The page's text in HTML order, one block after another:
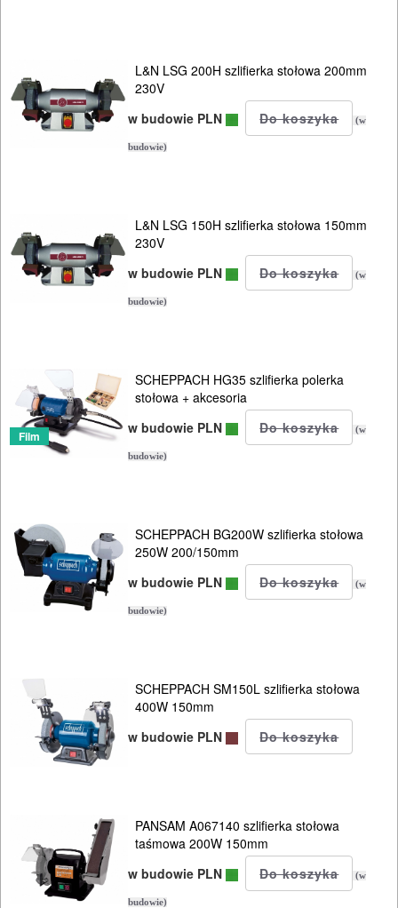
szlifierki
stołowe
szlifierki
taśmowe
z
posuwem
ukośnice
do
metalu
ręczne
wiertarki
stołowe
wiertnice
wkrętarki
sieciowe
L&N LSG 200H szlifierka stołowa 200mm
230V
w budowie PLN
(w
budowie)
L&N LSG 150H szlifierka stołowa 150mm
230V
w budowie PLN
(w
budowie)
Film
SCHEPPACH HG35 szlifierka polerka
stołowa + akcesoria
w budowie PLN
(w
budowie)
SCHEPPACH BG200W szlifierka stołowa
250W 200/150mm
w budowie PLN
(w
budowie)
SCHEPPACH SM150L szlifierka stołowa
400W 150mm
w budowie PLN
PANSAM A067140 szlifierka stołowa
taśmowa 200W 150mm
w budowie PLN
(w
budowie)